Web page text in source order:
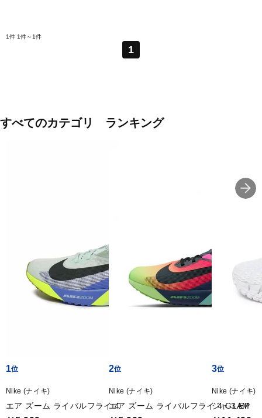
1件 1件～1件
1
すべてのカテゴリ ランキング
1
Nike (ナイキ)
エア ズーム ライバルフライ 4
2
Nike (ナイキ)
エア ズーム ライバルフライ 4 GLAM
3
Nike (ナイキ)
ジャ 3 EP